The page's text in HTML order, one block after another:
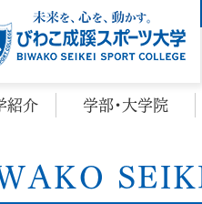
紹介 学部・大学院